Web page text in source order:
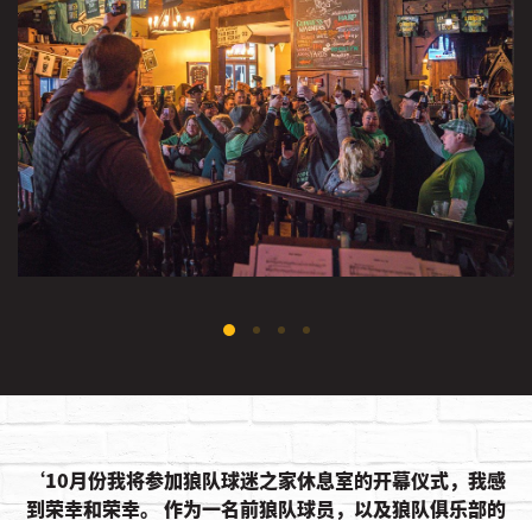
10月份我将参加狼队球迷之家休息室的开幕仪式，我感
到荣幸和荣幸。 作为一名前狼队球员，以及狼队俱乐部的